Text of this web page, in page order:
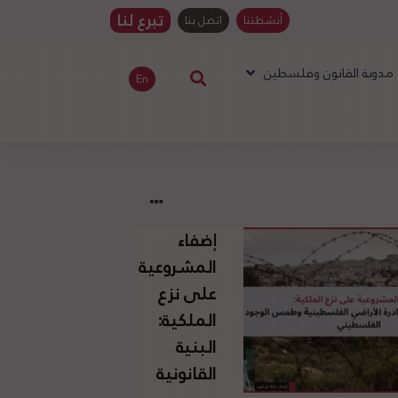
أنشطتنا اتصل بنا تبرع لنا
مدونة القانون وفلسطين En
إضفاء
المشروعية
على نزع
الملكية:
البنية
القانونية